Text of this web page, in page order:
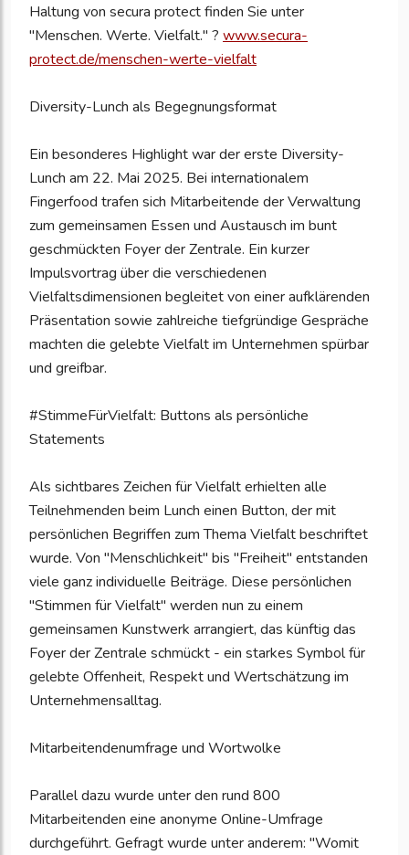
Haltung von secura protect finden Sie unter
"Menschen. Werte. Vielfalt." ? www.secura-
protect.de/menschen-werte-vielfalt
Diversity-Lunch als Begegnungsformat
Ein besonderes Highlight war der erste Diversity-
Lunch am 22. Mai 2025. Bei internationalem
Fingerfood trafen sich Mitarbeitende der Verwaltung
zum gemeinsamen Essen und Austausch im bunt
geschmückten Foyer der Zentrale. Ein kurzer
Impulsvortrag über die verschiedenen
Vielfaltsdimensionen begleitet von einer aufklärenden
Präsentation sowie zahlreiche tiefgründige Gespräche
machten die gelebte Vielfalt im Unternehmen spürbar
und greifbar.
#StimmeFürVielfalt: Buttons als persönliche
Statements
Als sichtbares Zeichen für Vielfalt erhielten alle
Teilnehmenden beim Lunch einen Button, der mit
persönlichen Begriffen zum Thema Vielfalt beschriftet
wurde. Von "Menschlichkeit" bis "Freiheit" entstanden
viele ganz individuelle Beiträge. Diese persönlichen
"Stimmen für Vielfalt" werden nun zu einem
gemeinsamen Kunstwerk arrangiert, das künftig das
Foyer der Zentrale schmückt - ein starkes Symbol für
gelebte Offenheit, Respekt und Wertschätzung im
Unternehmensalltag.
Mitarbeitendenumfrage und Wortwolke
Parallel dazu wurde unter den rund 800
Mitarbeitenden eine anonyme Online-Umfrage
durchgeführt. Gefragt wurde unter anderem: "Womit